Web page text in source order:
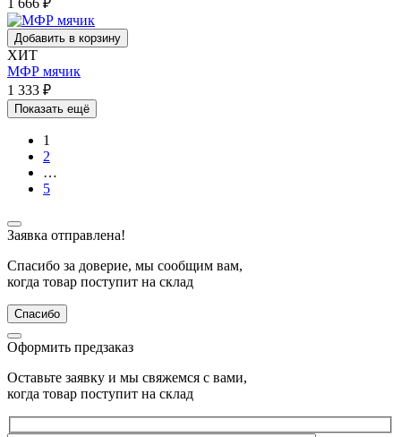
Добавить в корзину
ХИТ
МФР мячик
1 333 ₽
Показать ещё
1
2
…
5
Заявка отправлена!
Спасибо за доверие, мы сообщим вам,
когда товар поступит на склад
Спасибо
Оформить предзаказ
Оставьте заявку и мы свяжемся с вами,
когда товар поступит на склад